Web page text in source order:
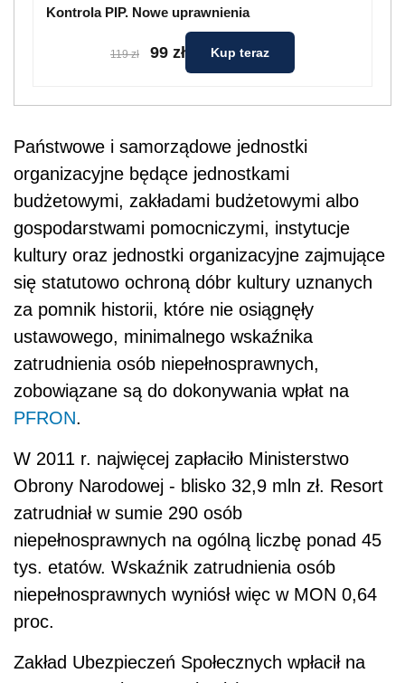
Kontrola PIP. Nowe uprawnienia
119 zł 99 zł Kup teraz
Państwowe i samorządowe jednostki
organizacyjne będące jednostkami
budżetowymi, zakładami budżetowymi albo
gospodarstwami pomocniczymi, instytucje
kultury oraz jednostki organizacyjne zajmujące
się statutowo ochroną dóbr kultury uznanych
za pomnik historii, które nie osiągnęły
ustawowego, minimalnego wskaźnika
zatrudnienia osób niepełnosprawnych,
zobowiązane są do dokonywania wpłat na
PFRON.
W 2011 r. najwięcej zapłaciło Ministerstwo
Obrony Narodowej - blisko 32,9 mln zł. Resort
zatrudniał w sumie 290 osób
niepełnosprawnych na ogólną liczbę ponad 45
tys. etatów. Wskaźnik zatrudnienia osób
niepełnosprawnych wyniósł więc w MON 0,64
proc.
Zakład Ubezpieczeń Społecznych wpłacił na